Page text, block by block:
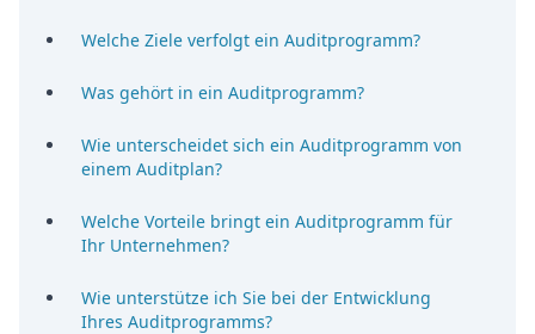
Welche Ziele verfolgt ein Auditprogramm?
Was gehört in ein Auditprogramm?
Wie unterscheidet sich ein Auditprogramm von
einem Auditplan?
Welche Vorteile bringt ein Auditprogramm für
Ihr Unternehmen?
Wie unterstütze ich Sie bei der Entwicklung
Ihres Auditprogramms?